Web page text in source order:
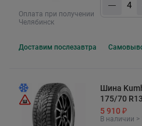
Оплата при получении
Челябинск
Доставим послезавтра
Шина
175/70
5 910 ₽
В наличии >